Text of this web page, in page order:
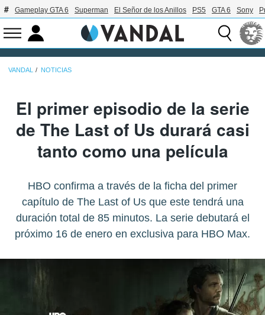
Gameplay GTA 6 Superman El Señor de los Anillos PS5 GTA 6 Sony
VANDAL NOTICIAS
El primer episodio de la serie
de The Last of Us durará casi
tanto como una película
HBO confirma a través de la ficha del primer
capítulo de The Last of Us que este tendrá una
duración total de 85 minutos. La serie debutará el
próximo 16 de enero en exclusiva para HBO Max.